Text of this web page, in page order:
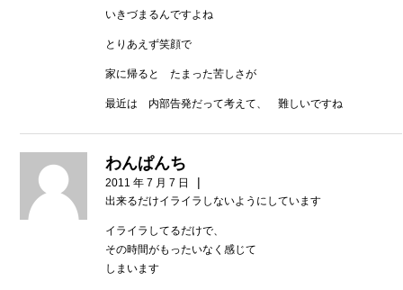
いきづまるんですよね
とりあえず笑顔で
家に帰ると たまった苦しさが
最近は 内部告発だって考えて、 難しいですね
わんぱんち
2011 年 7 月 7 日 |
出来るだけイライラしないようにしています
イライラしてるだけで、
その時間がもったいなく感じて
しまいます